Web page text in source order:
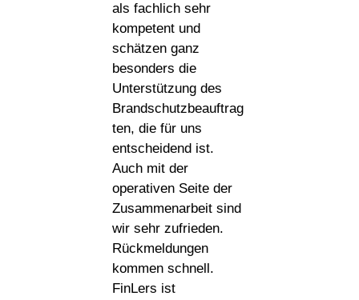
als fachlich sehr
kompetent und
schätzen ganz
besonders die
Unterstützung des
Brandschutzbeauftrag
ten, die für uns
entscheidend ist.
Auch mit der
operativen Seite der
Zusammenarbeit sind
wir sehr zufrieden.
Rückmeldungen
kommen schnell.
FinLers ist